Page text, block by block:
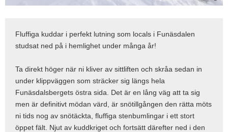
Fluffiga kuddar i perfekt lutning som locals i Funäsdalen
studsat ned på i hemlighet under många år!
Ta direkt höger när ni kliver av sittliften och skråa sedan in
under klippväggen som sträcker sig längs hela
Funäsdalsbergets östra sida. Det är en lång väg att ta sig
men är definitivt mödan värd, är snötillgången den rätta möts
ni tids nog av snötäckta, fluffiga stenbumlingar i ett stort
öppet fält. Njut av kuddkriget och fortsätt därefter ned i den